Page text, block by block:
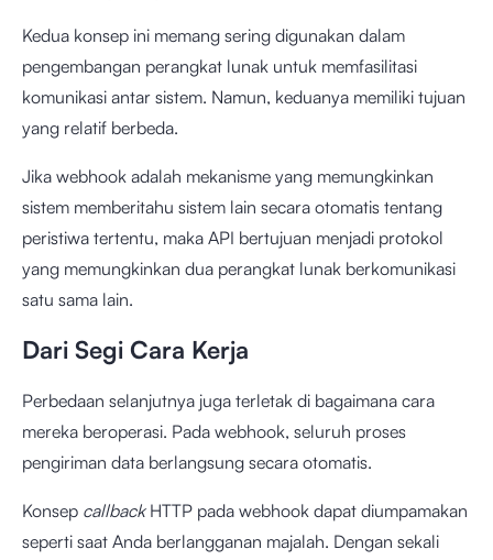
Kedua konsep ini memang sering digunakan dalam
pengembangan perangkat lunak untuk memfasilitasi
komunikasi antar sistem. Namun, keduanya memiliki tujuan
yang relatif berbeda.
Jika webhook adalah mekanisme yang memungkinkan
sistem memberitahu sistem lain secara otomatis tentang
peristiwa tertentu, maka API bertujuan menjadi protokol
yang memungkinkan dua perangkat lunak berkomunikasi
satu sama lain.
Dari Segi Cara Kerja
Perbedaan selanjutnya juga terletak di bagaimana cara
mereka beroperasi. Pada webhook, seluruh proses
pengiriman data berlangsung secara otomatis.
Konsep callback HTTP pada webhook dapat diumpamakan
seperti saat Anda berlangganan majalah. Dengan sekali